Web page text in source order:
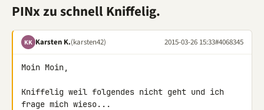
PINx zu schnell Kniffelig.
KK Karsten K.(karsten42) 2015-03-26 15:33#4068345
Moin Moin,
Kniffelig weil folgendes nicht geht und ich
frage mich wieso...